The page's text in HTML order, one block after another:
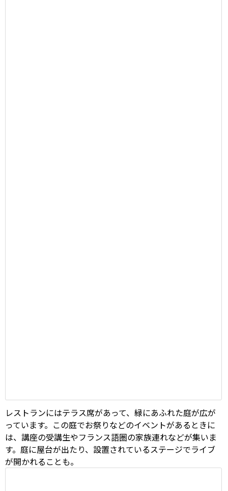
レストランにはテラス席があって、緑にあふれた庭が広が
っています。この庭でお祭りなどのイベントがあるときに
は、講座の受講生やフランス語圏の家族連れなどが集いま
す。庭に屋台が出たり、設置されているステージでライブ
が開かれることも。